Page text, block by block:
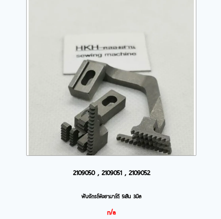
2109050 , 2109051 , 2109052
ฟันจักรโพ้งยามาโต้ 5เส้น 3มิล
n/a